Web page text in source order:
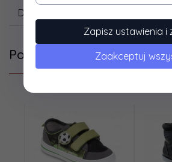
Dane techniczne
Polecamy
Zapisz ustawienia i
Zaakceptuj